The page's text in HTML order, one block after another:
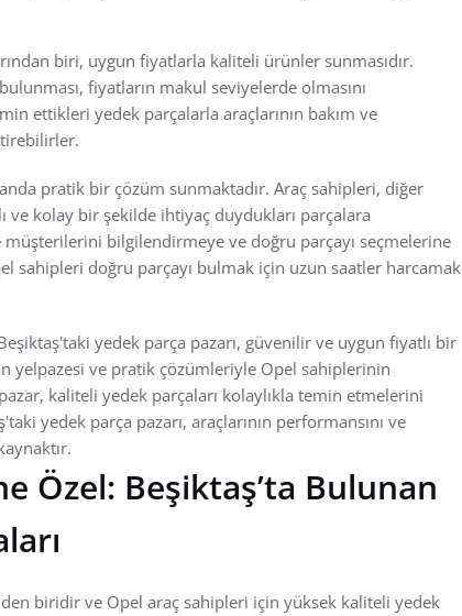
biri, uygun fiyatlarla kaliteli ürünler sunmasıdır.
fiyatların makul seviyelerde olmasını
ettikleri yedek parçalarla araçlarının bakım ve
pratik bir çözüm sunmaktadır. Araç sahipleri, diğer
ve kolay bir şekilde ihtiyaç duydukları parçalara
müşterilerini bilgilendirmeye ve doğru parçayı seçmelerine
sahipleri doğru parçayı bulmak için uzun saatler harcamak
yedek parça pazarı, güvenilir ve uygun fiyatlı bir
yelpazesi ve pratik çözümleriyle Opel sahiplerinin
kaliteli yedek parçaları kolaylıkla temin etmelerini
yedek parça pazarı, araçlarının performansını ve
Özel: Beşiktaş’ta Bulunan
biridir ve Opel araç sahipleri için yüksek kaliteli yedek